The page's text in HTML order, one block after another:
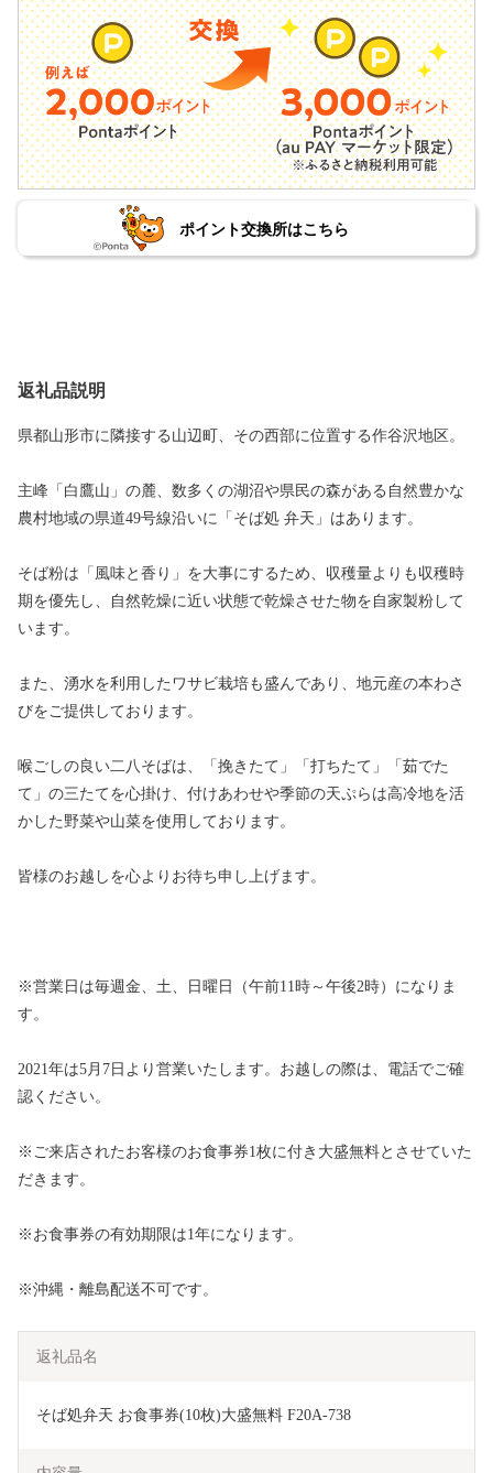
ポイント交換所はこちら
返礼品説明
県都山形市に隣接する山辺町、その西部に位置する作谷沢地区。
主峰「白鷹山」の麓、数多くの湖沼や県民の森がある自然豊かな
農村地域の県道49号線沿いに「そば処 弁天」はあります。
そば粉は「風味と香り」を大事にするため、収穫量よりも収穫時
期を優先し、自然乾燥に近い状態で乾燥させた物を自家製粉して
います。
また、湧水を利用したワサビ栽培も盛んであり、地元産の本わさ
びをご提供しております。
喉ごしの良い二八そばは、「挽きたて」「打ちたて」「茹でた
て」の三たてを心掛け、付けあわせや季節の天ぷらは高冷地を活
かした野菜や山菜を使用しております。
皆様のお越しを心よりお待ち申し上げます。
※営業日は毎週金、土、日曜日（午前11時～午後2時）になりま
す。
2021年は5月7日より営業いたします。お越しの際は、電話でご確
認ください。
※ご来店されたお客様のお食事券1枚に付き大盛無料とさせていた
だきます。
※お食事券の有効期限は1年になります。
※沖縄・離島配送不可です。
返礼品名
そば処弁天 お食事券(10枚)大盛無料 F20A-738